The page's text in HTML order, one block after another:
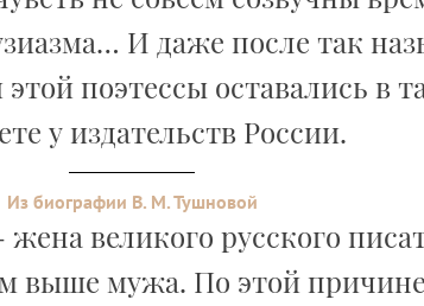
И даже после так
поэтессы оставались в
у издательств России.
Из биографии В. М. Тушновой
великого русского
выше мужа. По этой